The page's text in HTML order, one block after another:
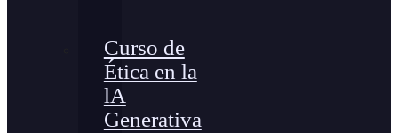
Curso de
Ética en la
lA
Generativa